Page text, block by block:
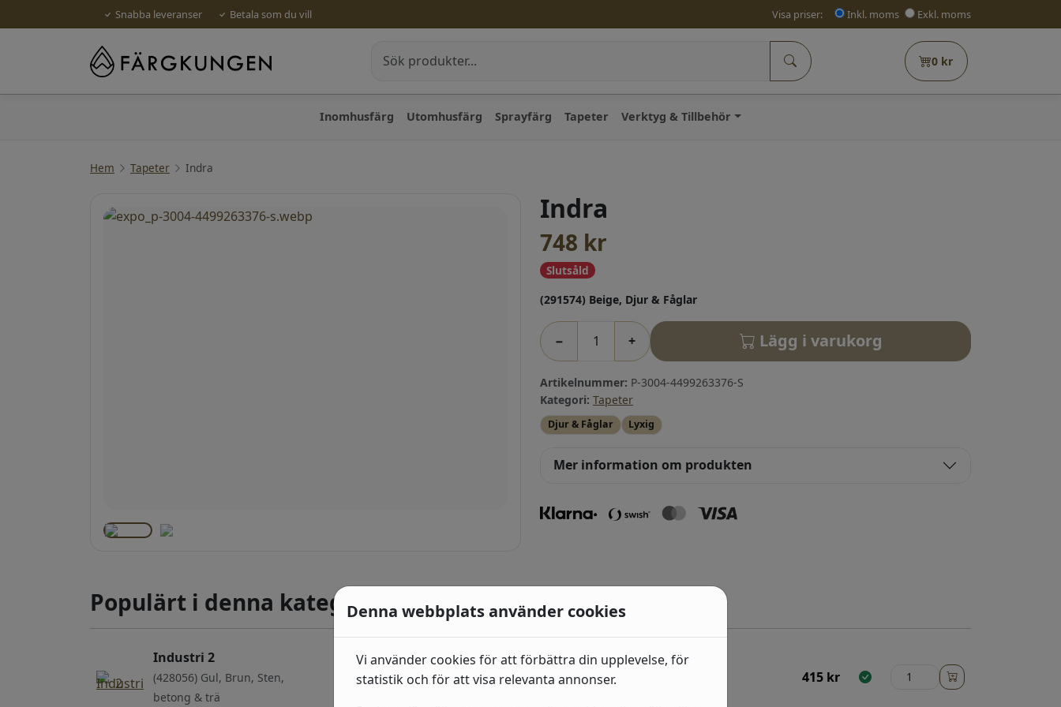
Snabba leveranser Betala som du vill Visa priser: Inkl. moms Exkl. moms
0 kr
Inomhusfärg Utomhusfärg Sprayfärg Tapeter Verktyg & Tillbehör
Hem Tapeter Indra
Indra
748 kr
Slutsåld
(291574) Beige, Djur & Fåglar
− + Lägg i varukorg
Artikelnummer: P-3004-4499263376-S
Kategori: Tapeter
Djur & Fåglar Lyxig
Mer information om produkten
Populärt i denna kategori
Industri 2
(428056) Gul, Brun, Sten,
betong & trä
492kr
Industri 2
(429299) Grå, Guld,
415 kr
Denna webbplats använder cookies
Vi använder cookies för att förbättra din upplevelse, för
statistik och för att visa relevanta annonser.